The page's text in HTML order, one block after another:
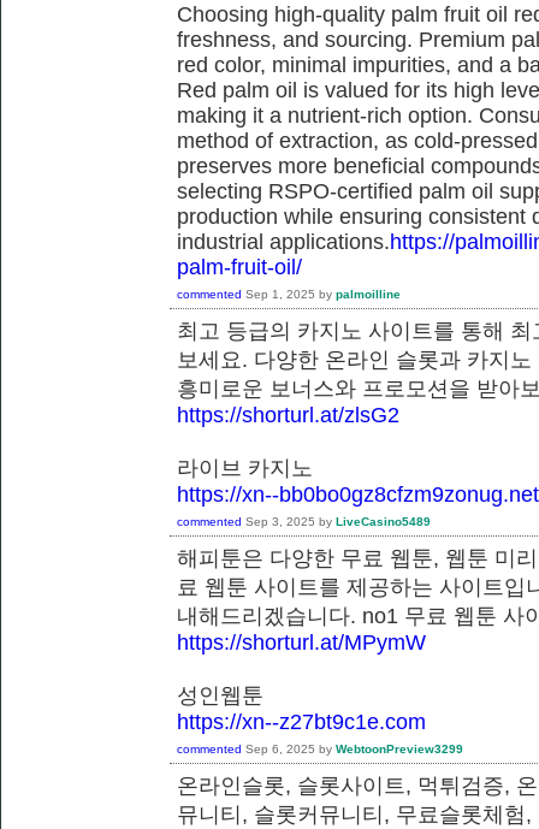
Choosing high-quality palm fruit oil
freshness, and sourcing. Premium
red color, minimal impurities, and a
Red palm oil is valued for its high
making it a nutrient-rich option.
method of extraction, as cold-
preserves more beneficial
selecting RSPO-certified palm oil
production while ensuring consistent
industrial applications.https://
palm-fruit-oil/
commented Sep 1, 2025 by palmoilline
최고 등급의 카지노 사이트를 통해
보세요. 다양한 온라인 슬롯과 카지
흥미로운 보너스와 프로모션을 받
https://shorturl.at/zlsG2
라이브 카지노
https://xn--bb0bo0gz8cfzm9zonug.net
commented Sep 3, 2025 by LiveCasino5489
해피툰은 다양한 무료 웹툰, 웹툰 미
료 웹툰 사이트를 제공하는 사이트
내해드리겠습니다. no1 무료 웹툰
https://shorturl.at/MPymW
성인웹툰
https://xn--z27bt9c1e.com
commented Sep 6, 2025 by WebtoonPreview3299
온라인슬롯, 슬롯사이트, 먹튀검증,
뮤니티, 슬롯커뮤니티, 무료슬롯체험